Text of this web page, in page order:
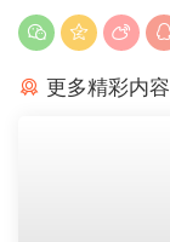
更多精彩内容